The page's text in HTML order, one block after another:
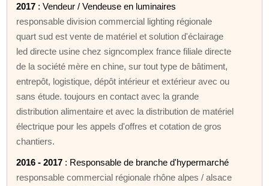
2017 : Vendeur / Vendeuse en luminaires
responsable division commercial lighting régionale
quart sud est vente de matériel et solution d'éclairage
led directe usine chez signcomplex france filiale directe
de la société mère en chine, sur tout type de bâtiment,
entrepôt, logistique, dépôt intérieur et extérieur avec ou
sans étude. toujours en contact avec la grande
distribution alimentaire et avec la distribution de matériel
électrique pour les appels d'offres et cotation de gros
chantiers.
2016 - 2017 : Responsable de branche d'hypermarché
responsable commercial régionale rhône alpes / alsace